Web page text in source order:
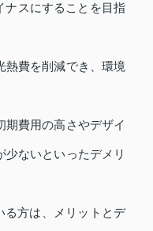
ナスにすることを目指
熱費を削減でき、環境
期費用の高さやデザイ
少ないといったデメリ
る方は、メリットとデ